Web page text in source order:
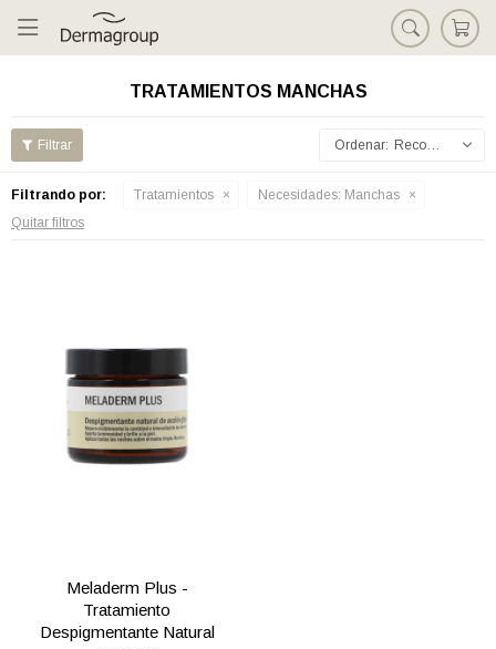

TRATAMIENTOS MANCHAS
Recomendados
Filtrando por: Tratamientos Necesidades: Manchas
Quitar filtros
Meladerm Plus -
Tratamiento
Despigmentante Natural